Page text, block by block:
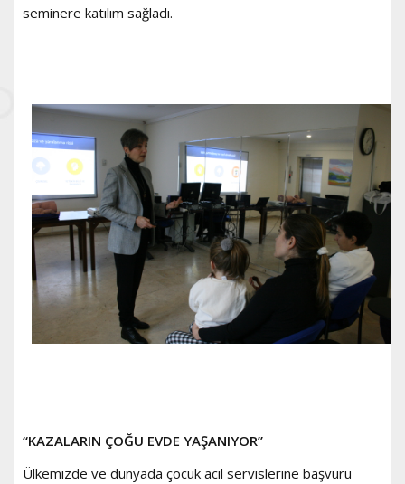
seminere katılım sağladı.
“KAZALARIN ÇOĞU EVDE YAŞANIYOR”
Ülkemizde ve dünyada çocuk acil servislerine başvuru